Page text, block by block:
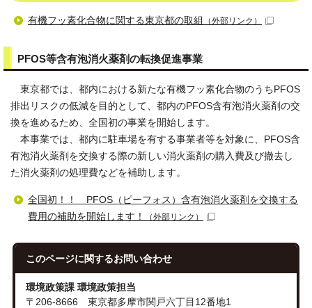
有機フッ素化合物に関する東京都の取組 （外部リンク）
PFOS等含有泡消火薬剤の転換促進事業
東京都では、都内における新たな有機フッ素化合物のうちPFOS
排出リスクの低減を目的として、都内のPFOS含有泡消火薬剤の交
換を進めるため、全国初の事業を開始します。
本事業では、都内に駐車場を有する事業者等を対象に、PFOS含
有泡消火薬剤を交換する際の新しい消火薬剤の購入費及び撤去し
た消火薬剤の処理費などを補助します。
全国初！！ PFOS（ピーフォス）含有泡消火薬剤を交換する
費用の補助を開始します！
（外部リンク）
このページに関するお問い合わせ
環境政策課 環境政策担当
〒206-8666 東京都多摩市関戸六丁目12番地1